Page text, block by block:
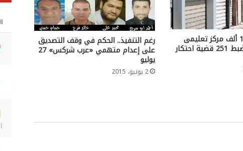
الداخلية: غلق 12 ألف مركز تعليمى
و213 مقهى وضبط 251 قضية احتكار
رغم التنفيذ.. الحكم في وقف التصديق
على إعدام متهمي «عرب شركس» 27
يوليو
2 يونيو، 2015